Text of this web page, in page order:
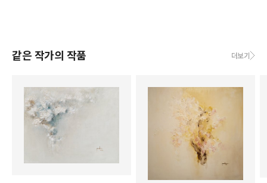
같은 작가의 작품 더보기